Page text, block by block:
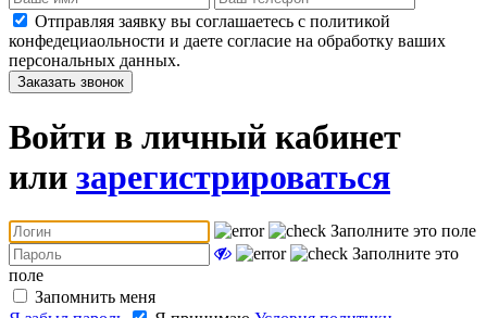
Отправляя заявку вы соглашаетесь с политикой
конфедециаольности и даете согласие на обработку ваших
персональных данных.
Заказать звонок
Войти в личный кабинет
или зарегистрироваться
Заполните это поле
Заполните это
поле
Запомнить меня